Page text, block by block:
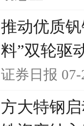
推动优质
料”双轮驱
证券日报
方大特钢